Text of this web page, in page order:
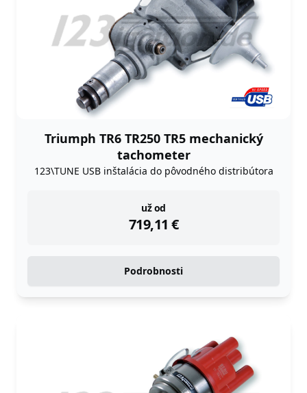
Triumph TR6 TR250 TR5 mechanický
tachometer
123\TUNE USB inštalácia do pôvodného distribútora
už od
719,11 €
instock
Podrobnosti